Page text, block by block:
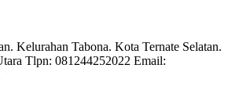
Kelurahan Tabona. Kota Ternate Selatan.
Tlpn: 081244252022 Email: